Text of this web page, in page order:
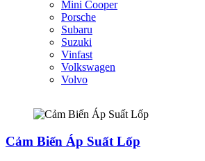
Mini Cooper
Porsche
Subaru
Suzuki
Vinfast
Volkswagen
Volvo
Cảm Biến Áp Suất Lốp